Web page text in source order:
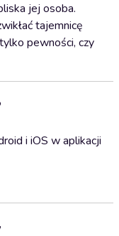
jej osoba.
tajemnicę
pewności, czy
i iOS w aplikacji